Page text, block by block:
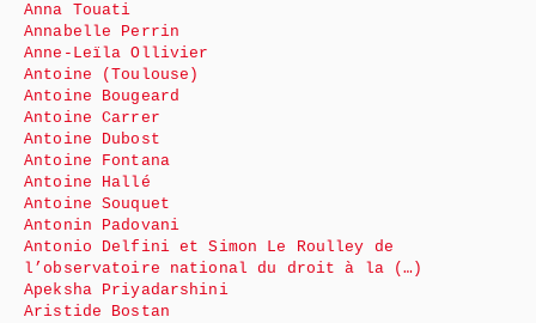
Anna Touati
Annabelle Perrin
Anne-Leïla Ollivier
Antoine (Toulouse)
Antoine Bougeard
Antoine Carrer
Antoine Dubost
Antoine Fontana
Antoine Hallé
Antoine Souquet
Antonin Padovani
Antonio Delfini et Simon Le Roulley de
l’observatoire national du droit à la (…)
Apeksha Priyadarshini
Aristide Bostan